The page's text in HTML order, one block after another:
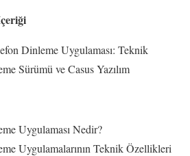
Dinleme Uygulaması: Teknik
Sürümü ve Casus Yazılım
Uygulaması Nedir?
Uygulamalarının Teknik Özellikleri